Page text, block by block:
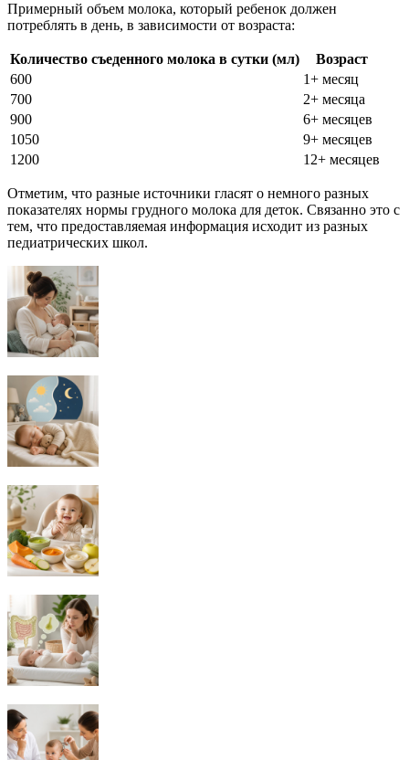
Примерный объем молока, который ребенок должен
потреблять в день, в зависимости от возраста:
Количество съеденного молока в сутки (мл)
Возраст
600
1+ месяц
700
2+ месяца
900
6+ месяцев
1050
9+ месяцев
1200
12+ месяцев
Отметим, что разные источники гласят о немного разных
показателях нормы грудного молока для деток. Связанно это с
тем, что предоставляемая информация исходит из разных
педиатрических школ.